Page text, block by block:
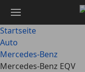
Hauptinhalt
springen
Startseite
Auto
Mercedes-Benz
Mercedes-Benz EQV